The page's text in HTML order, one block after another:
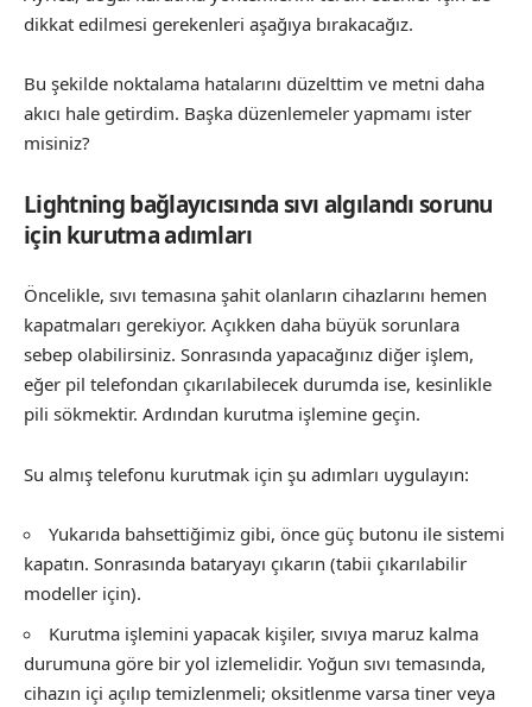
dikkat edilmesi gerekenleri aşağıya bırakacağız.
Bu şekilde noktalama hatalarını düzelttim ve metni daha
akıcı hale getirdim. Başka düzenlemeler yapmamı ister
misiniz?
Lightning bağlayıcısında sıvı algılandı sorunu
için kurutma adımları
Öncelikle, sıvı temasına şahit olanların cihazlarını hemen
kapatmaları gerekiyor. Açıkken daha büyük sorunlara
sebep olabilirsiniz. Sonrasında yapacağınız diğer işlem,
eğer pil telefondan çıkarılabilecek durumda ise, kesinlikle
pili sökmektir. Ardından kurutma işlemine geçin.
Su almış telefonu kurutmak için şu adımları uygulayın:
Yukarıda bahsettiğimiz gibi, önce güç butonu ile sistemi
kapatın. Sonrasında bataryayı çıkarın (tabii çıkarılabilir
modeller için).
Kurutma işlemini yapacak kişiler, sıvıya maruz kalma
durumuna göre bir yol izlemelidir. Yoğun sıvı temasında,
cihazın içi açılıp temizlenmeli; oksitlenme varsa tiner veya